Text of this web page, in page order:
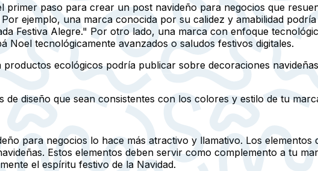
primer paso para crear un post navideño para negocios que
ejemplo, una marca conocida por su calidez y amabilidad
Festiva Alegre." Por otro lado, una marca con enfoque
Noel tecnológicamente avanzados o saludos festivos digitales.
productos ecológicos podría publicar sobre decoraciones
de diseño que sean consistentes con los colores y estilo de tu
para negocios lo hace más atractivo y llamativo. Los
Estos elementos deben servir como complemento a tu
el espíritu festivo de la Navidad.